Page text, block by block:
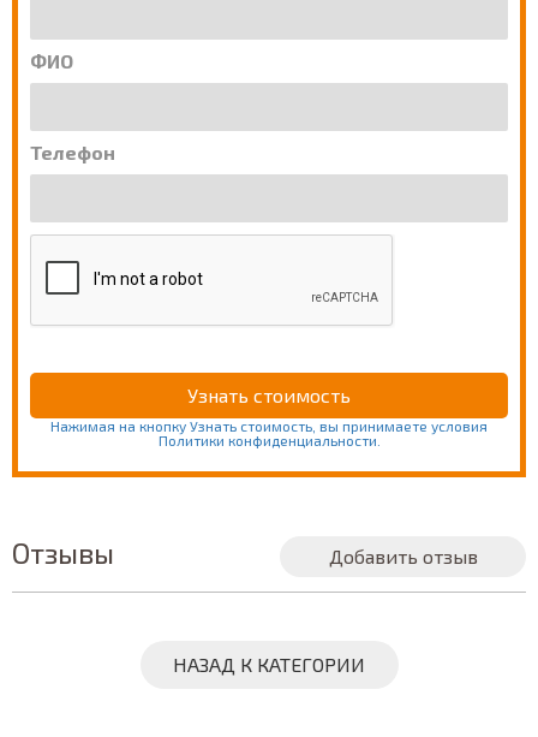
ФИО
Телефон
Нажимая на кнопку Узнать стоимость, вы принимаете условия
Политики конфиденциальности.
Отзывы Добавить отзыв
НАЗАД К КАТЕГОРИИ